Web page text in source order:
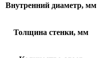
Внутренний диаметр, мм
Толщина стенки, мм